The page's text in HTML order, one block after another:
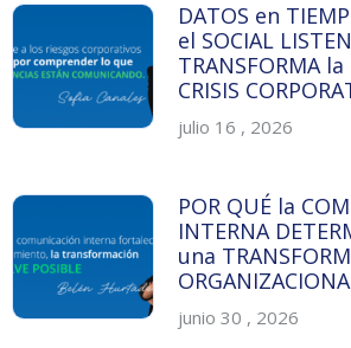
DATOS en
el SOCIAL
TRANSFORMA
CRISIS
julio 16 , 2026
POR QUÉ la
INTERNA
una
junio 30 , 2026